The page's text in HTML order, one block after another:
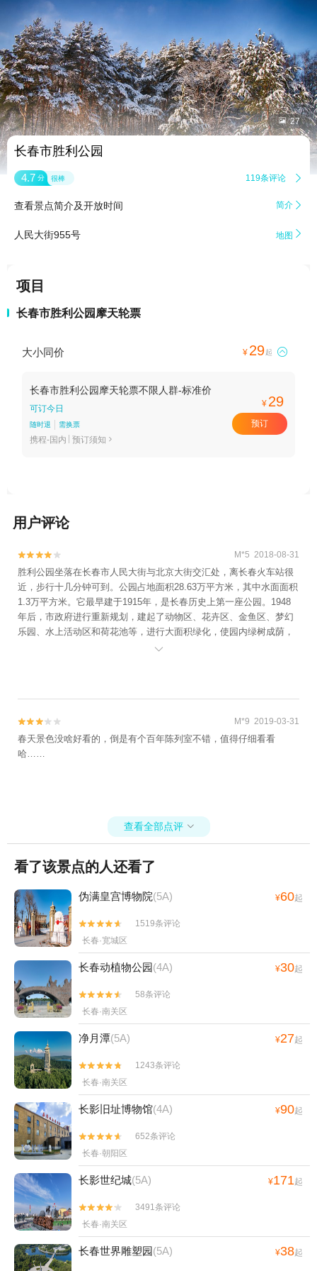
 27
长春市胜利公园
4.7 分 很棒 119条评论 
查看景点简介及开放时间 简介 
人民大街955号 地图 
项目
长春市胜利公园摩天轮票
大小同价 ¥ 29起 
长春市胜利公园摩天轮票不限人群-标准价
可订今日
随时退 需换票
携程-国内 预订须知 
¥ 29
预订
用户评论

 M*5 2018-08-31
胜利公园坐落在长春市人民大街与北京大街交汇处，离长春火车站很
近，步行十几分钟可到。公园占地面积28.63万平方米，其中水面面积
1.3万平方米。它最早建于1915年，是长春历史上第一座公园。1948
年后，市政府进行重新规划，建起了动物区、花卉区、金鱼区、梦幻
乐园、水上活动区和荷花池等，进行大面积绿化，使园内绿树成荫，
亭台轩榭掩映在花红柳绿之中。公园风景不错，空气清新，成为人民


 M*9 2019-03-31
春天景色没啥好看的，倒是有个百年陈列室不错，值得仔细看看
哈……
查看全部点评 
看了该景点的人还看了
伪满皇宫博物院(5A) ¥60起


1519条评论
长春·宽城区
长春动植物公园(4A) ¥30起


58条评论
长春·南关区
净月潭(5A) ¥27起


1243条评论
长春·南关区
长影旧址博物馆(4A) ¥90起


652条评论
长春·朝阳区
长影世纪城(5A) ¥171起


3491条评论
长春·南关区
长春世界雕塑园(5A) ¥38起
